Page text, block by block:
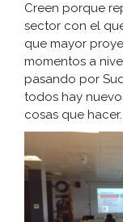
Creen porque
sector con el
que mayor
momentos a
pasando por
todos hay
cosas que hacer.